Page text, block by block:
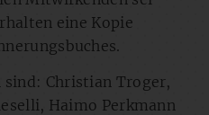
eine Kopie
sind: Christian Troger,
Haimo Perkmann